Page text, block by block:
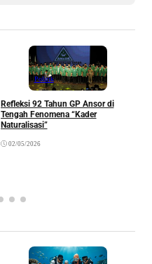
Politik
Refleksi 92 Tahun GP Ansor di
Tengah Fenomena “Kader
Naturalisasi”
02/05/2026